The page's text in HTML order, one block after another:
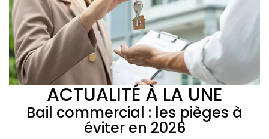
ACTUALITÉ À LA UNE
Bail commercial : les pièges à
éviter en 2026